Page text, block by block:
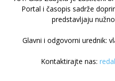
Portal i časopis sadrže
predstavljaju
Glavni i odgovorni urednik:
Kontaktirajte nas: